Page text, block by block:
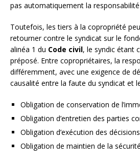
pas automatiquement la
Toutefois, les tiers à la copropriété
retourner contre le syndicat sur le
alinéa 1 du Code civil, le syndic étant
préposé. Entre copropriétaires, la
différemment, avec une exigence de
causalité entre la faute du syndicat et
Obligation de conservation de
Obligation d’entretien des parties
Obligation d’exécution des
Obligation de maintien de la